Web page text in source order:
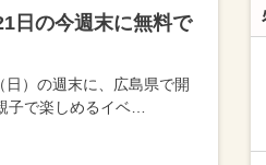
日の今週末に無料で
）の週末に、広島県で開
子で楽しめるイベ…